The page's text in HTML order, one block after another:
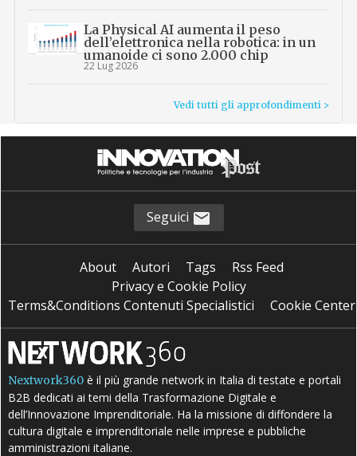
La Physical AI aumenta il peso
dell’elettronica nella robotica: in un
umanoide ci sono 2.000 chip
22 Lug 2026
Vedi tutti gli approfondimenti >
Seguici
About Autori Tags
Rss Feed
Privacy e Cookie Policy
Terms&Conditions Contenuti Specialistici
Cookie Center
Nextwork360 è il più grande network in Italia di testate e portali
B2B dedicati ai temi della Trasformazione Digitale e
dell’Innovazione Imprenditoriale. Ha la missione di diffondere la
cultura digitale e imprenditoriale nelle imprese e pubbliche
amministrazioni italiane.